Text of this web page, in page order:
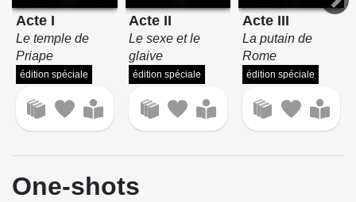
Acte I
Le temple de
Priape
édition spéciale
Acte II
Le sexe et le
glaive
édition spéciale
Acte III
La putain de
Rome
édition spéciale
One-shots